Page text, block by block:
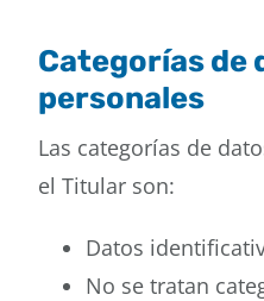
Categorías de
personales
Las categorías de
el Titular son:
Datos
No se tratan